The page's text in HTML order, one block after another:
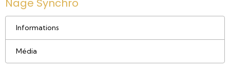
Nage Synchro
Informations
Média